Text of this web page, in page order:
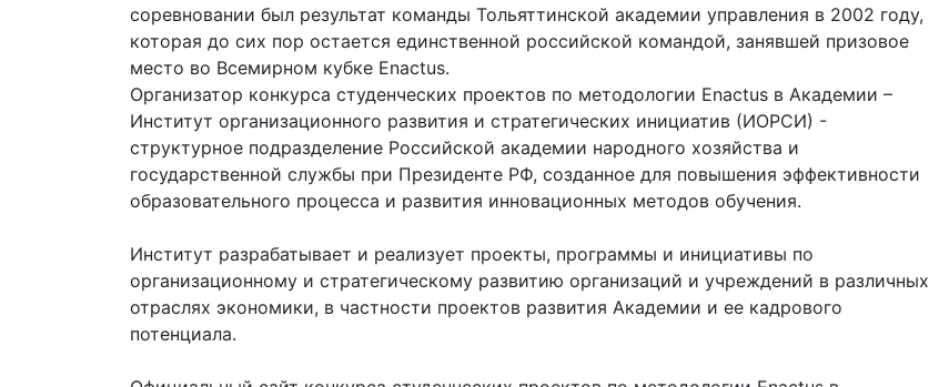
соревновании был результат команды Тольяттинской академии управления в 2002 году,
которая до сих пор остается единственной российской командой, занявшей призовое
место во Всемирном кубке Enactus.
Организатор конкурса студенческих проектов по методологии Enactus в Академии –
Институт организационного развития и стратегических инициатив (ИОРСИ) -
структурное подразделение Российской академии народного хозяйства и
государственной службы при Президенте РФ, созданное для повышения эффективности
образовательного процесса и развития инновационных методов обучения.
Институт разрабатывает и реализует проекты, программы и инициативы по
организационному и стратегическому развитию организаций и учреждений в различных
отраслях экономики, в частности проектов развития Академии и ее кадрового
потенциала.